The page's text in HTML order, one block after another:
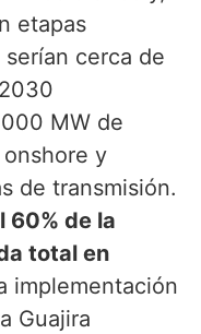
etapas
cerca de
MW de
y
de transmisión.
60% de la
total en
implementación
Guajira